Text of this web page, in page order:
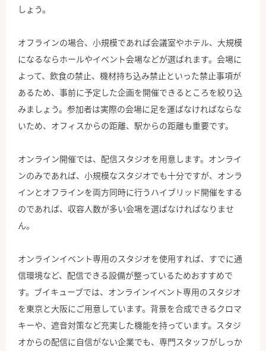
しょう。
オフラインの場合、小規模であれば会議室やホテル、大規模
になるならホールやイベント会場などが選ばれます。会場に
よって、飲食の禁止、機材持ち込み禁止といった禁止事項が
あるため、事前に予定した企画を開催できるところを絞り込
みましょう。参加者は実際の会場に足を運ばなければならな
いため、オフィスからの距離、駅からの距離も重要です。
オンライン開催では、配信スタジオを用意します。オンライ
ンのみであれば、小規模なスタジオでも十分ですが、オンラ
インとオフラインを両方同時に行うハイブリッド開催をする
のであれば、収容人数が多い会場を選ばなければなりませ
ん。
オンラインイベント専用のスタジオを使用すれば、すでに通
信環境など、配信できる設備が整っているためおすすめで
す。ブイキューブでは、オンラインイベント専用のスタジオ
を東京と大阪にご用意しています。背景を合成できるクロマ
キーや、遮音対策など充実した機能を持っています。スタジ
オからの配信に自信がない企業でも、専門スタッフがしっか